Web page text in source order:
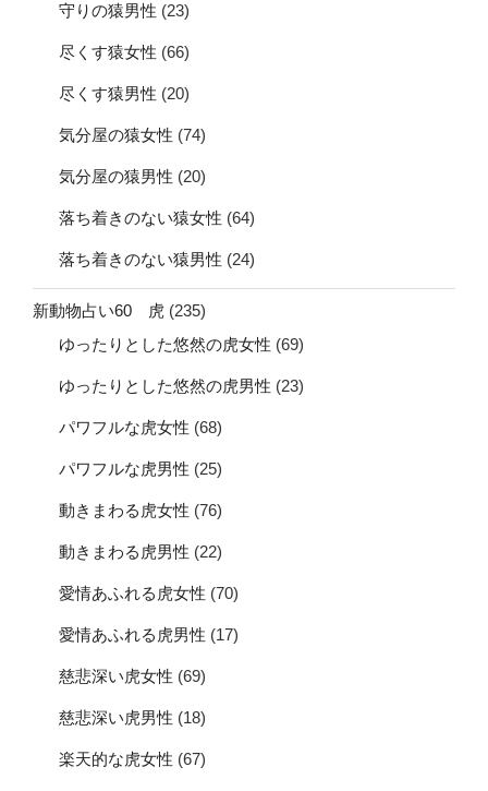
守りの猿男性 (23)
尽くす猿女性 (66)
尽くす猿男性 (20)
気分屋の猿女性 (74)
気分屋の猿男性 (20)
落ち着きのない猿女性 (64)
落ち着きのない猿男性 (24)
新動物占い60 虎 (235)
ゆったりとした悠然の虎女性 (69)
ゆったりとした悠然の虎男性 (23)
パワフルな虎女性 (68)
パワフルな虎男性 (25)
動きまわる虎女性 (76)
動きまわる虎男性 (22)
愛情あふれる虎女性 (70)
愛情あふれる虎男性 (17)
慈悲深い虎女性 (69)
慈悲深い虎男性 (18)
楽天的な虎女性 (67)